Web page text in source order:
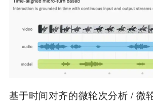
基于时间对齐的微轮次分析 / 微